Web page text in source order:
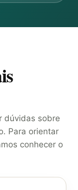
dúvidas sobre
Para orientar
conhecer o